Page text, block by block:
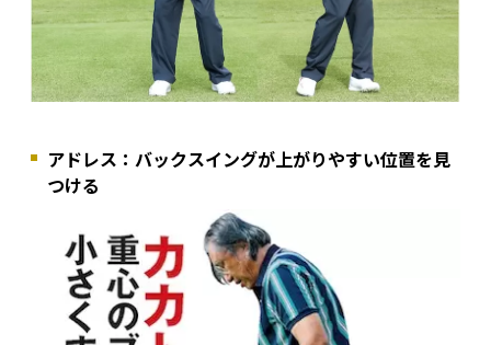
アドレス：バックスイングが上がりやすい位置を見
つける